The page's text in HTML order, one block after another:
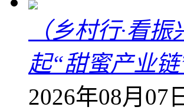
（乡村行·看
起“甜蜜产业链
2026年08月07